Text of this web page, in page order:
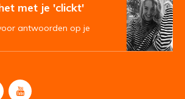
met je 'clickt'
antwoorden op je